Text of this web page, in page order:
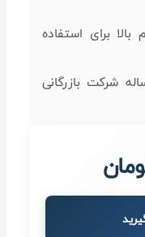
برای استفاده
12 ماهه و خدمات 10 ساله شرکت بازرگانی